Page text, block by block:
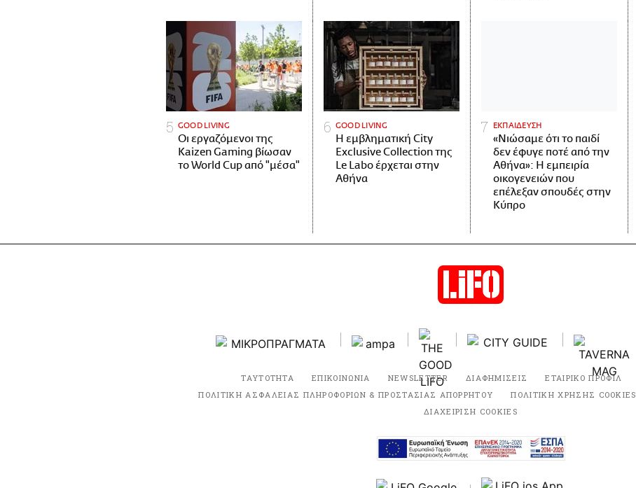
GOOD LIVING
Οι εργαζόμενοι της
Kaizen Gaming βίωσαν
το World Cup από "μέσα"
GOOD LIVING
Η εμβληματική City
Exclusive Collection της
Le Labo έρχεται στην
Αθήνα
ΕΚΠΑΙΔΕΥΣΗ
«Νιώσαμε ότι το παιδί
δεν έφυγε ποτέ από την
Αθήνα»: Η εμπειρία
οικογενειών που
επέλεξαν σπουδές στην
Κύπρο
ΤΑΥΤΟΤΗΤΑ ΕΠΙΚΟΙΝΩΝΙΑ NEWSLETTER ΔΙΑΦΗΜΙΣΕΙΣ ΕΤΑΙΡΙΚΟ ΠΡΟΦΙΛ
ΠΟΛΙΤΙΚΗ ΑΣΦΑΛΕΙΑΣ ΠΛΗΡΟΦΟΡΙΩΝ & ΠΡΟΣΤΑΣΙΑΣ ΑΠΟΡΡΗΤΟΥ
ΠΟΛΙΤΙΚΗ ΧΡΗΣΗΣ COOKIES
ΔΙΑΧΕΙΡΙΣΗ COOKIES